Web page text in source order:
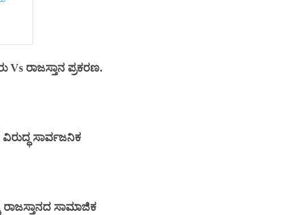
Vs ರಾಜಸ್ತಾನ ಪ್ರಕರಣ.
ಸಾರ್ವಜನಿಕ
ಸಾಮಾಜಿಕ